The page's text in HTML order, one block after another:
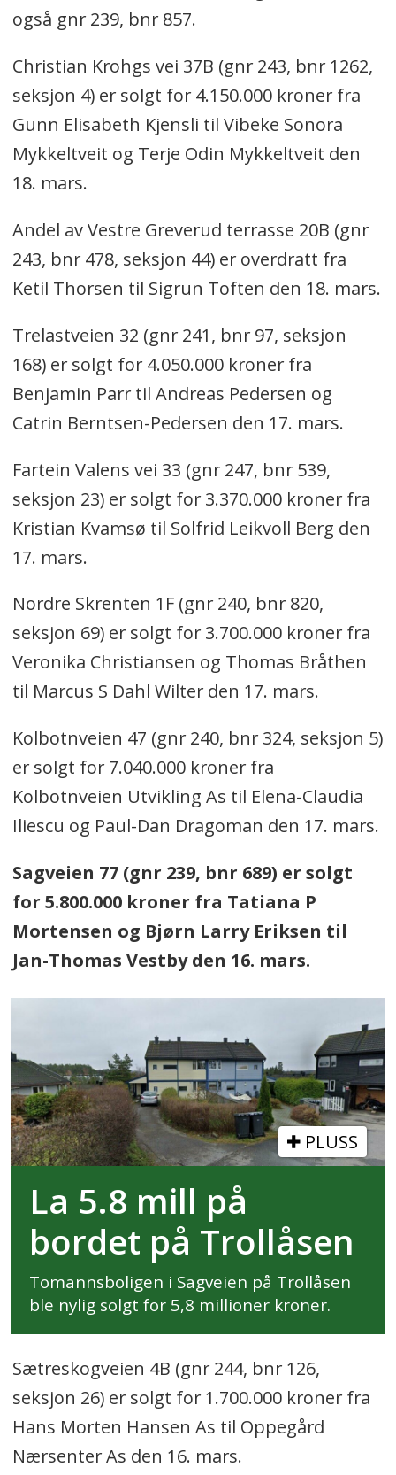
også gnr 239, bnr 857.
Christian Krohgs vei 37B (gnr 243, bnr 1262,
seksjon 4) er solgt for 4.150.000 kroner fra
Gunn Elisabeth Kjensli til Vibeke Sonora
Mykkeltveit og Terje Odin Mykkeltveit den
18. mars.
Andel av Vestre Greverud terrasse 20B (gnr
243, bnr 478, seksjon 44) er overdratt fra
Ketil Thorsen til Sigrun Toften den 18. mars.
Trelastveien 32 (gnr 241, bnr 97, seksjon
168) er solgt for 4.050.000 kroner fra
Benjamin Parr til Andreas Pedersen og
Catrin Berntsen-Pedersen den 17. mars.
Fartein Valens vei 33 (gnr 247, bnr 539,
seksjon 23) er solgt for 3.370.000 kroner fra
Kristian Kvamsø til Solfrid Leikvoll Berg den
17. mars.
Nordre Skrenten 1F (gnr 240, bnr 820,
seksjon 69) er solgt for 3.700.000 kroner fra
Veronika Christiansen og Thomas Bråthen
til Marcus S Dahl Wilter den 17. mars.
Kolbotnveien 47 (gnr 240, bnr 324, seksjon 5)
er solgt for 7.040.000 kroner fra
Kolbotnveien Utvikling As til Elena-Claudia
Iliescu og Paul-Dan Dragoman den 17. mars.
Sagveien 77 (gnr 239, bnr 689) er solgt
for 5.800.000 kroner fra Tatiana P
Mortensen og Bjørn Larry Eriksen til
Jan-Thomas Vestby den 16. mars.
PLUSS
La 5.8 mill på
bordet på Trollåsen
Tomannsboligen i Sagveien på Trollåsen
ble nylig solgt for 5,8 millioner kroner.
Sætreskogveien 4B (gnr 244, bnr 126,
seksjon 26) er solgt for 1.700.000 kroner fra
Hans Morten Hansen As til Oppegård
Nærsenter As den 16. mars.